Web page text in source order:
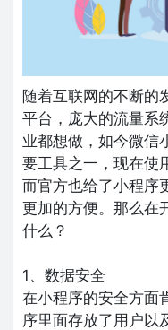
随着互联网的不断的
平台，庞大的流量系
业都想做，如今微信
要工具之一，现在使
而官方也给了小程序
更加的方便。那么在
什么？
1、数据安全
在小程序的安全方面
序里面存放了用户以